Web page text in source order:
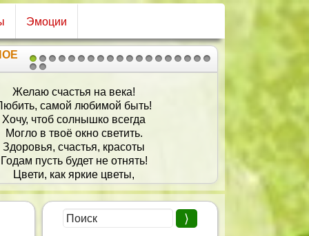
Эмоции
1 2
2021
быть всегда на позитиве,
и любовь иметь в своем активе!
устойчивостью к стрессам,
вслед смотрели с интересом —
Чтобы шла легко и от бедра!
За тебя! Ура! Ура! Ура!